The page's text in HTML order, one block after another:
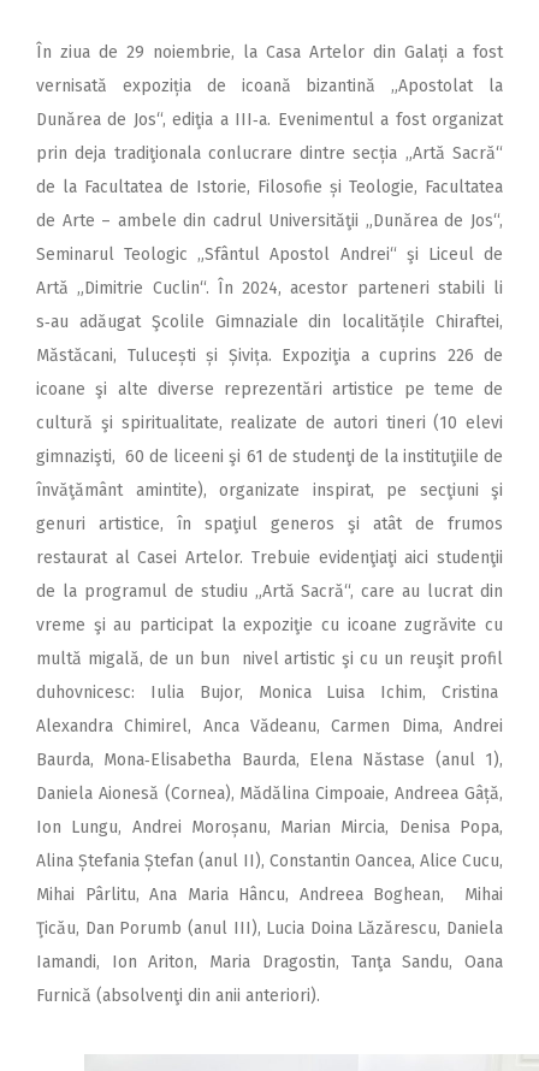
În ziua de 29 noiembrie, la Casa Artelor din Galați a fost
vernisată expoziția de icoană bizantină „Apostolat la
Dunărea de Jos“, ediţia a III‑a. Evenimentul a fost organizat
prin deja tradiţionala conlucrare dintre secția „Artă Sacră“
de la Facultatea de Istorie, Filosofie și Teologie, Facultatea
de Arte – ambele din cadrul Universităţii „Dunărea de Jos“,
Seminarul Teologic „Sfântul Apostol Andrei“ şi Liceul de
Artă „Dimitrie Cuclin“. În 2024, acestor parteneri stabili li
s‑au adăugat Şcolile Gimnaziale din localitățile Chiraftei,
Măstăcani, Tulucești și Șivița. Expoziţia a cuprins 226 de
icoane şi alte diverse reprezentări artistice pe teme de
cultură şi spiritualitate, realizate de autori tineri (10 elevi
gimnazişti, 60 de liceeni şi 61 de studenţi de la instituţiile de
învăţământ amintite), organizate inspirat, pe secţiuni şi
genuri artistice, în spaţiul generos şi atât de frumos
restaurat al Casei Artelor. Trebuie evidenţiaţi aici studenţii
de la programul de studiu „Artă Sacră“, care au lucrat din
vreme şi au participat la expoziţie cu icoane zugrăvite cu
multă migală, de un bun nivel artistic şi cu un reuşit profil
duhovnicesc: Iulia Bujor, Monica Luisa Ichim, Cristina
Alexandra Chimirel, Anca Vădeanu, Carmen Dima, Andrei
Baurda, Mona‑Elisabetha Baurda, Elena Năstase (anul 1),
Daniela Aionesă (Cornea), Mădălina Cimpoaie, Andreea Gâță,
Ion Lungu, Andrei Moroșanu, Marian Mircia, Denisa Popa,
Alina Ștefania Ștefan (anul II), Constantin Oancea, Alice Cucu,
Mihai Pârlitu, Ana Maria Hâncu, Andreea Boghean, Mihai
Ţicău, Dan Porumb (anul III), Lucia Doina Lăzărescu, Daniela
Iamandi, Ion Ariton, Maria Dragostin, Tanţa Sandu, Oana
Furnică (absolvenţi din anii anteriori).